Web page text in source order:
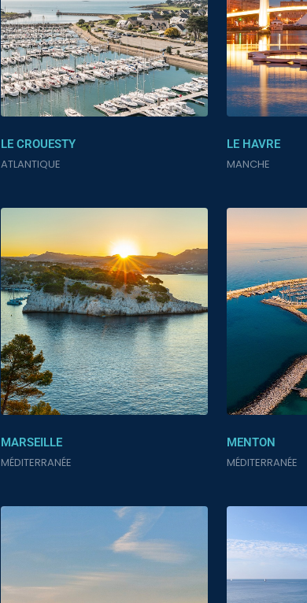
LE CROUESTY
ATLANTIQUE
LE HAVRE
MANCHE
MARSEILLE
MÉDITERRANÉE
MENTON
MÉDITERRANÉE